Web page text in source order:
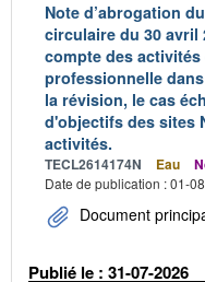
Note d’abrogation
circulaire du 30 avril
compte des
professionnelle
la révision, le cas
d'objectifs des sites
activités.
TECL2614174N Eau
Date de publication : 01-
Document
Publié le : 31-07-2026